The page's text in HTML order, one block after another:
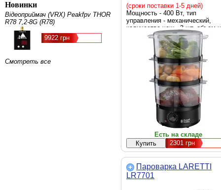
Новинки
Відеоприймач (VRX) Peakfpv THOR
R78 7,2-8G (R78)
9922 грн
Смотреть все
(сроки поставки 1-5 дней)
Мощность - 400 Вт, тип
управления - механический,
количество чаш - 3 шт, объем
- 7 л, вместительность
резервуара для воды - 0.5 л,
27.2 х 20 см
Есть на складе
2301 грн
Пароварка LARETTI
LR7701